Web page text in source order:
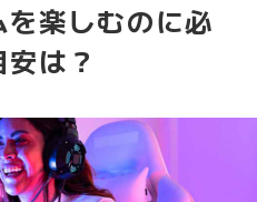
楽しむのに必
は？